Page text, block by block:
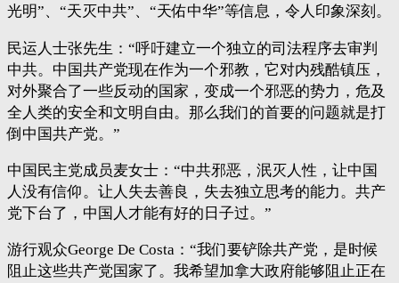
光明”、“天灭中共”、“天佑中华”等信息，令人印象深刻。
民运人士张先生：“呼吁建立一个独立的司法程序去审判
中共。中国共产党现在作为一个邪教，它对内残酷镇压，
对外聚合了一些反动的国家，变成一个邪恶的势力，危及
全人类的安全和文明自由。那么我们的首要的问题就是打
倒中国共产党。”
中国民主党成员麦女士：“中共邪恶，泯灭人性，让中国
人没有信仰。让人失去善良，失去独立思考的能力。共产
党下台了，中国人才能有好的日子过。”
游行观众George De Costa：“我们要铲除共产党，是时候
阻止这些共产党国家了。我希望加拿大政府能够阻止正在